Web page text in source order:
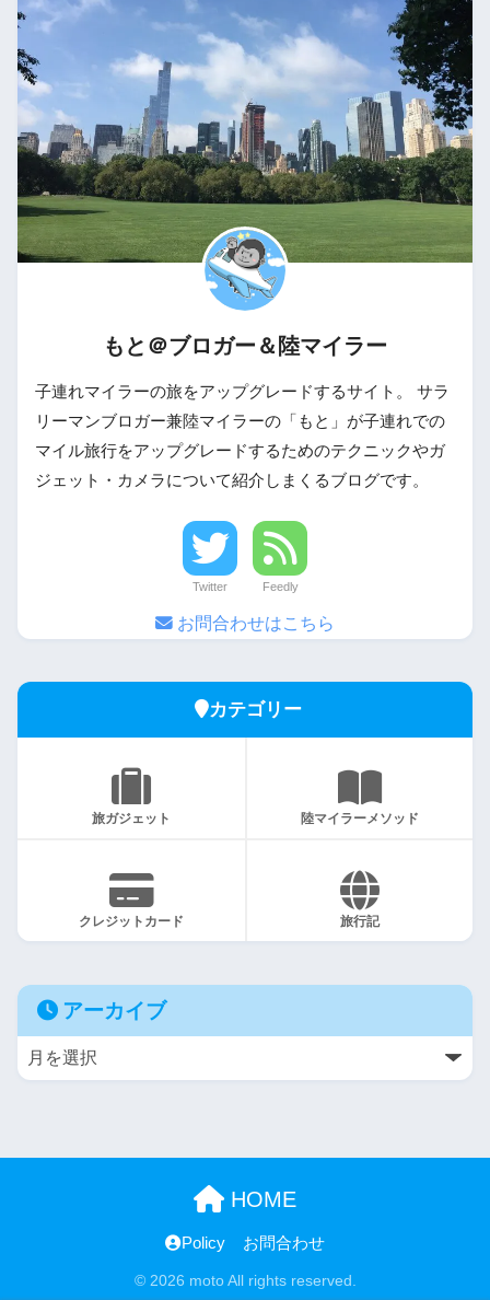
もと＠ブロガー＆陸マイラー
子連れマイラーの旅をアップグレードするサイト。 サラ
リーマンブロガー兼陸マイラーの「もと」が子連れでの
マイル旅行をアップグレードするためのテクニックやガ
ジェット・カメラについて紹介しまくるブログです。
Twitter Feedly
お問合わせはこちら
カテゴリー
旅ガジェット 陸マイラーメソッド
クレジットカード 旅行記
アーカイブ
HOME
Policy お問合わせ
© 2026 moto All rights reserved.